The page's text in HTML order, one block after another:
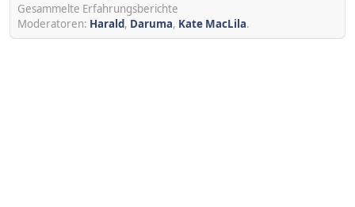
Gesammelte Erfahrungsberichte
Moderatoren: Harald, Daruma, Kate MacLila.